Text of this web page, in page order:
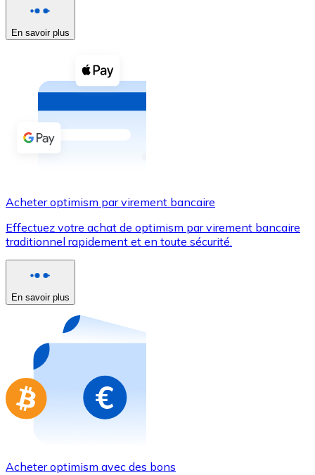
Voir toutes
Coupons crypto
Achetez des cryptomonnaies en espèces et d'autres
Acheter avec espèces
Virement SEPA
Utilisez les cartes Visa et Mastercard pour acheter
Acheter avec carte
Nouveau
Achetez des cartes-cadeaux de vos marques
Aller à la boutique de cartes-cadeaux
En savoir plus
Acheter optimism par virement bancaire
Effectuez votre achat de optimism par virement bancaire
traditionnel rapidement et en toute sécurité.
En savoir plus
Acheter optimism avec des bons